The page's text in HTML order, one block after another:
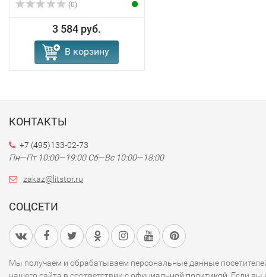
(0)
3 584 руб.
В корзину
КОНТАКТЫ
+7 (495)133-02-73
Пн—Пт 10:00—19:00 Сб—Вс 10:00—18:00
zakaz@litstor.ru
СОЦСЕТИ
Мы получаем и обрабатываем персональные данные